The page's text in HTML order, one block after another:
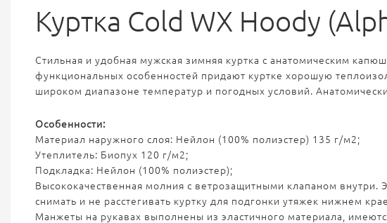
Куртка Cold WX Hoody
Стильная и удобная мужская зимняя куртка с анатомическим
функциональных особенностей придают куртке хорошую
широком диапазоне температур и погодных условий.
Особенности:
Материал наружного слоя: Нейлон (100% полиэстер) 135 г/м2;
Утеплитель: Биопух 120 г/м2;
Подкладка: Нейлон (100% полиэстер);
Высококачественная молния с ветрозащитными клапаном внутри.
снимать и не расстегивать куртку для подгонки утяжек нижнем
Манжеты на рукавах выполнены из эластичного материала,